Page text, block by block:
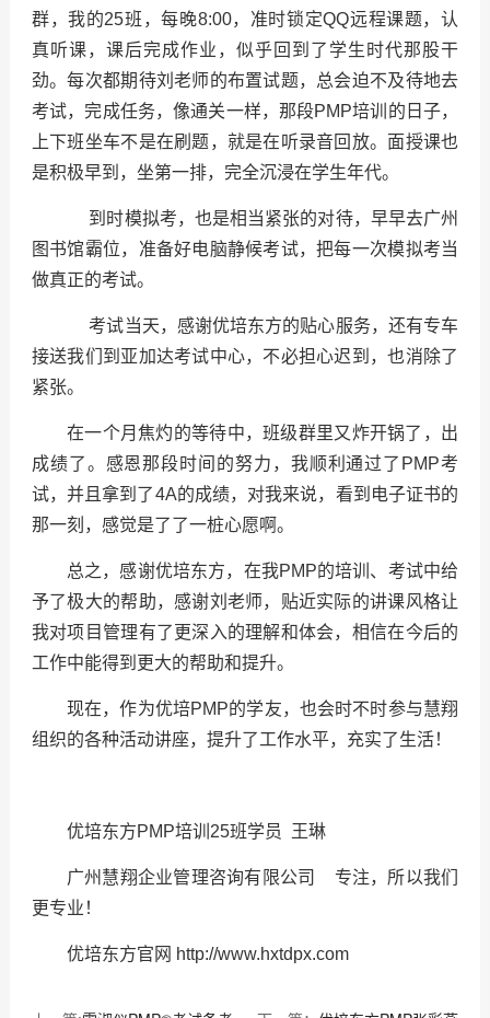
群，我的25班，每晚8:00，准时锁定QQ远程课题，认
真听课，课后完成作业，似乎回到了学生时代那股干
劲。每次都期待刘老师的布置试题，总会迫不及待地去
考试，完成任务，像通关一样，那段PMP培训的日子，
上下班坐车不是在刷题，就是在听录音回放。面授课也
是积极早到，坐第一排，完全沉浸在学生年代。
到时模拟考，也是相当紧张的对待，早早去广州
图书馆霸位，准备好电脑静候考试，把每一次模拟考当
做真正的考试。
考试当天，感谢优培东方的贴心服务，还有专车
接送我们到亚加达考试中心，不必担心迟到，也消除了
紧张。
在一个月焦灼的等待中，班级群里又炸开锅了，出
成绩了。感恩那段时间的努力，我顺利通过了PMP考
试，并且拿到了4A的成绩，对我来说，看到电子证书的
那一刻，感觉是了了一桩心愿啊。
总之，感谢优培东方，在我PMP的培训、考试中给
予了极大的帮助，感谢刘老师，贴近实际的讲课风格让
我对项目管理有了更深入的理解和体会，相信在今后的
工作中能得到更大的帮助和提升。
现在，作为优培PMP的学友，也会时不时参与慧翔
组织的各种活动讲座，提升了工作水平，充实了生活！
优培东方PMP培训25班学员 王琳
广州慧翔企业管理咨询有限公司 专注，所以我们
更专业！
优培东方官网 http://www.hxtdpx.com